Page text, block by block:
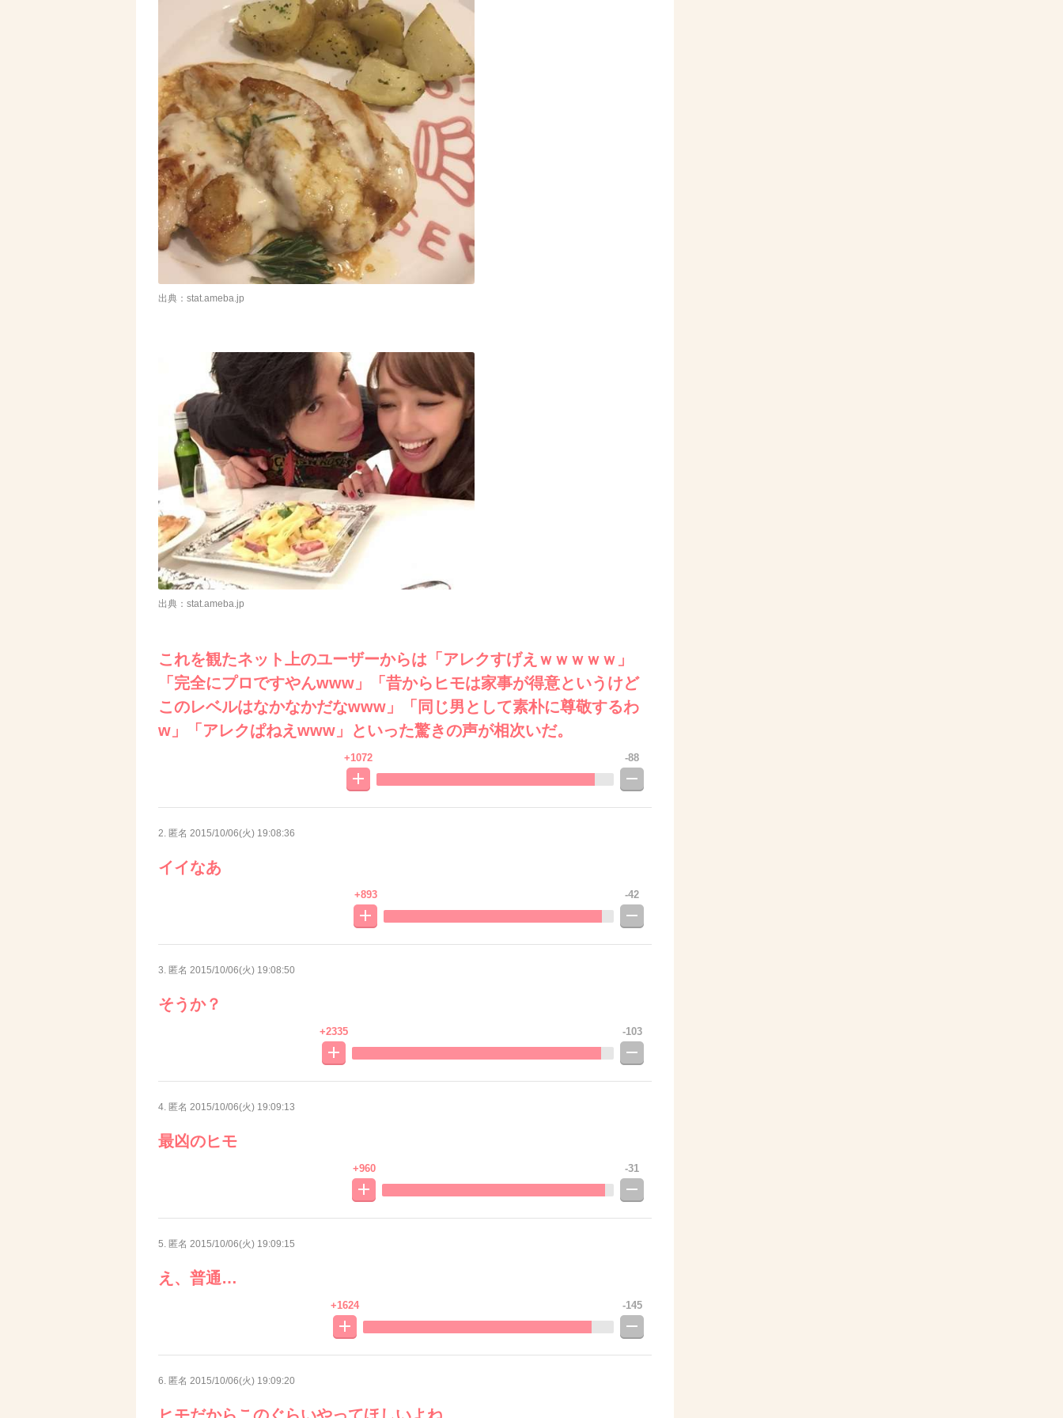
出典：stat.ameba.jp
出典：stat.ameba.jp
これを観たネット上のユーザーからは「アレクすげえｗｗｗｗｗ」
「完全にプロですやんwww」「昔からヒモは家事が得意というけど
このレベルはなかなかだなwww」「同じ男として素朴に尊敬するわ
w」「アレクぱねえwww」といった驚きの声が相次いだ。
+1072 -88
2. 匿名 2015/10/06(火) 19:08:36
イイなあ
+893 -42
3. 匿名 2015/10/06(火) 19:08:50
そうか？
+2335 -103
4. 匿名 2015/10/06(火) 19:09:13
最凶のヒモ
+960 -31
5. 匿名 2015/10/06(火) 19:09:15
え、普通…
+1624 -145
6. 匿名 2015/10/06(火) 19:09:20